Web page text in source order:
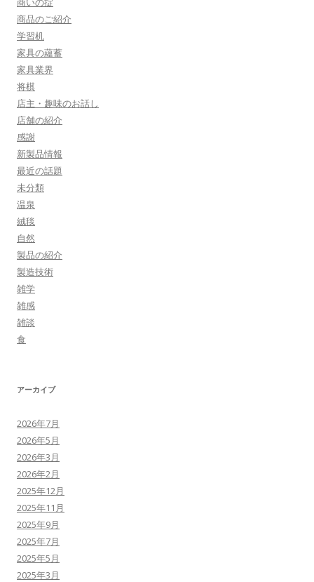
商品のご紹介
学習机
家具の蘊蓄
家具業界
将棋
店主・趣味のお話し
店舗の紹介
感謝
新製品情報
最近の話題
未分類
温泉
絨毯
自然
製品の紹介
製造技術
雑学
雑感
雑談
食
アーカイブ
2026年7月
2026年5月
2026年3月
2026年2月
2025年12月
2025年11月
2025年9月
2025年7月
2025年5月
2025年3月